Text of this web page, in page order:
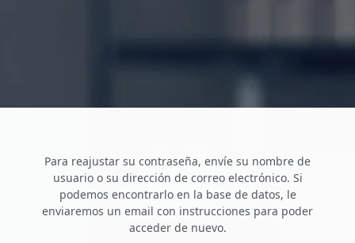
Para reajustar su contraseña, envíe su nombre de
usuario o su dirección de correo electrónico. Si
podemos encontrarlo en la base de datos, le
enviaremos un email con instrucciones para poder
acceder de nuevo.